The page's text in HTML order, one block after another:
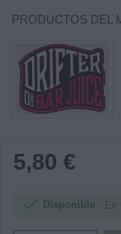
PRODUCTOS DEL
5,80 €
 Disponible En